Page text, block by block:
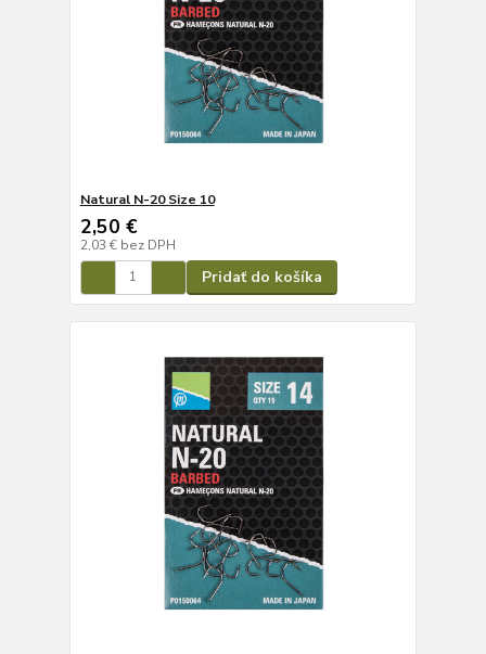
Natural N-20 Size 10
2,50 €
2,03 € bez DPH
Pridať do košíka